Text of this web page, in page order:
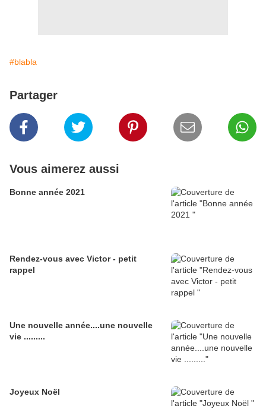
#blabla
Partager
Vous aimerez aussi
Bonne année 2021
Rendez-vous avec Victor - petit
rappel
Une nouvelle année....une nouvelle
vie .........
Joyeux Noël